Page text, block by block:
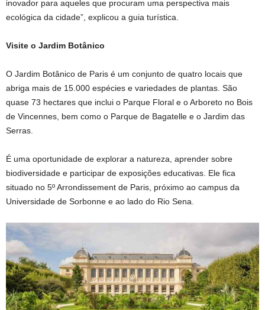
inovador para aqueles que procuram uma perspectiva mais
ecológica da cidade”, explicou a guia turística.
Visite o Jardim Botânico
O Jardim Botânico de Paris é um conjunto de quatro locais que
abriga mais de 15.000 espécies e variedades de plantas. São
quase 73 hectares que inclui o Parque Floral e o Arboreto no Bois
de Vincennes, bem como o Parque de Bagatelle e o Jardim das
Serras.
É uma oportunidade de explorar a natureza, aprender sobre
biodiversidade e participar de exposições educativas. Ele fica
situado no 5º Arrondissement de Paris, próximo ao campus da
Universidade de Sorbonne e ao lado do Rio Sena.